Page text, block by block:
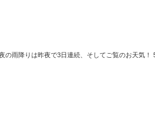
の雨降りは昨夜で3日連続、そしてご覧のお天気！